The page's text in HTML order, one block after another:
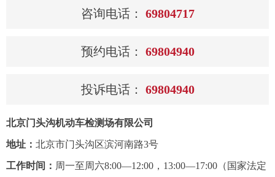
咨询电话： 69804717
预约电话： 69804940
投诉电话： 69804940
北京门头沟机动车检测场有限公司
地址： 北京市门头沟区滨河南路3号
工作时间： 周一至周六8:00—12:00，13:00—17:00（国家法定